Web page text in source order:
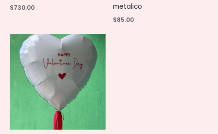
$730.00
metalico
$85.00